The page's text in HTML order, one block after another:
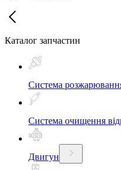
Каталог запчастин
Система
Система очищення
Двигун